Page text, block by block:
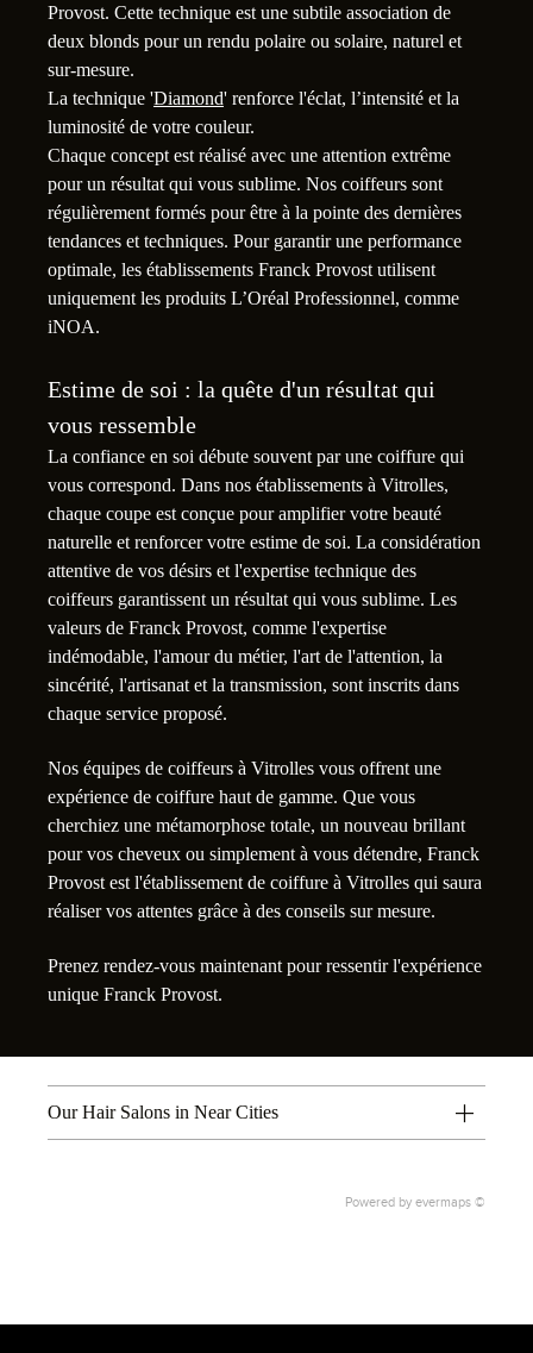
Provost. Cette technique est une subtile association de
deux blonds pour un rendu polaire ou solaire, naturel et
sur-mesure.
La technique 'Diamond' renforce l'éclat, l’intensité et la
luminosité de votre couleur.
Chaque concept est réalisé avec une attention extrême
pour un résultat qui vous sublime. Nos coiffeurs sont
régulièrement formés pour être à la pointe des dernières
tendances et techniques. Pour garantir une performance
optimale, les établissements Franck Provost utilisent
uniquement les produits L’Oréal Professionnel, comme
iNOA.
Estime de soi : la quête d'un résultat qui
vous ressemble
La confiance en soi débute souvent par une coiffure qui
vous correspond. Dans nos établissements à Vitrolles,
chaque coupe est conçue pour amplifier votre beauté
naturelle et renforcer votre estime de soi. La considération
attentive de vos désirs et l'expertise technique des
coiffeurs garantissent un résultat qui vous sublime. Les
valeurs de Franck Provost, comme l'expertise
indémodable, l'amour du métier, l'art de l'attention, la
sincérité, l'artisanat et la transmission, sont inscrits dans
chaque service proposé.
Nos équipes de coiffeurs à Vitrolles vous offrent une
expérience de coiffure haut de gamme. Que vous
cherchiez une métamorphose totale, un nouveau brillant
pour vos cheveux ou simplement à vous détendre, Franck
Provost est l'établissement de coiffure à Vitrolles qui saura
réaliser vos attentes grâce à des conseils sur mesure.
Prenez rendez-vous maintenant pour ressentir l'expérience
unique Franck Provost.
Our Hair Salons in Near Cities
Powered by evermaps ©